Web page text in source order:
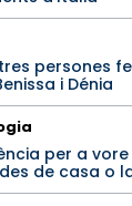
persones
i Dénia
per a vore
de casa o